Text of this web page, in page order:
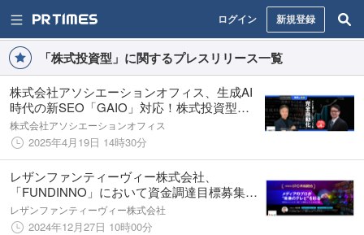
ログイン 新規登録
「株式投資型」に関するプレスリリース一覧
株式会社アソシエーションオフィス、生成AI
時代の新SEO「GAIO」対応！株式投資型ク
ラウドファンディングをFUNDINNOで開始
株式会社アソシエーションオフィス
2025年4月19日 14時30分
レザンファンティーヴィー株式会社、
「FUNDINNO」において資金調達目標募集額
を達成！収録型の事業説明会の配信を開始！
レザンファンティーヴィー株式会社
2024年12月27日 10時00分